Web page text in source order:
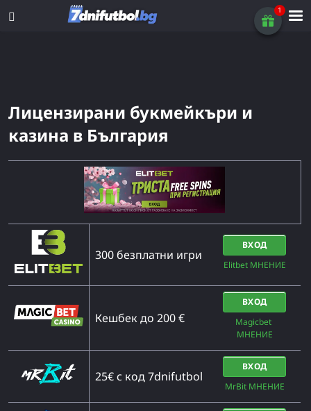
Лицензирани букмейкъри и
казина в България
300 безплатни игри
ВХОД
Elitbet МНЕНИЕ
Кешбек до 200 €
ВХОД
Magicbet
МНЕНИЕ
25€ с код 7dnifutbol
ВХОД
MrBit МНЕНИЕ